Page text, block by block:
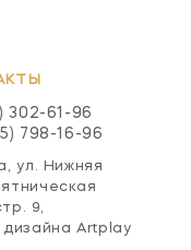
302-61-96
798-16-96
ул. Нижняя
9,
дизайна Artplay